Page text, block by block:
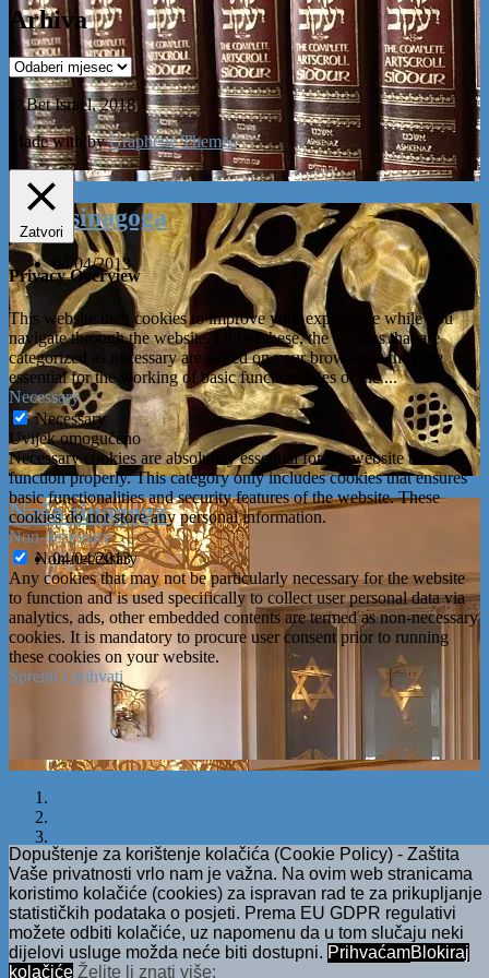
Naša sinagoga
04/04/2013
Naša sinagoga
04/04/2013
Previous Next
Arhiva
Arhiva
© Bet Israel, 2018
Made withbyGraphene Themes.
Dopuštenje za korištenje kolačića (Cookie Policy) - Zaštita
Vaše privatnosti vrlo nam je važna. Na ovim web stranicama
koristimo kolačiće (cookies) za ispravan rad te za prikupljanje
statističkih podataka o posjeti. Prema EU GDPR regulativi
možete odbiti kolačiće, uz napomenu da u tom slučaju neki
dijelovi usluge možda neće biti dostupni. PrihvaćamBlokiraj
kolačiće Želite li znati više:
Zatvori
Privacy Overview
This website uses cookies to improve your experience while you
navigate through the website. Out of these, the cookies that are
categorized as necessary are stored on your browser as they are
essential for the working of basic functionalities of the...
Necessary
Necessary
Uvijek omogućeno
Necessary cookies are absolutely essential for the website to
function properly. This category only includes cookies that ensures
basic functionalities and security features of the website. These
cookies do not store any personal information.
Non-necessary
Non-necessary
Any cookies that may not be particularly necessary for the website
to function and is used specifically to collect user personal data via
analytics, ads, other embedded contents are termed as non-necessary
cookies. It is mandatory to procure user consent prior to running
these cookies on your website.
Spremi i prihvati